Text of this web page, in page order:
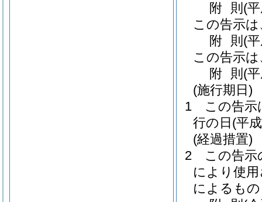
附 則 (
この告示
附 則 (
この告示
附 則 (
(施行期日)
1
この告示
行の日 (平
(経過措置)
2
この告示
により使
によるも